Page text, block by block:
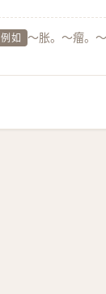
例如 ～胀。～瘤。